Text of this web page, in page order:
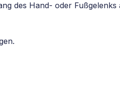
des Hand- oder Fußgelenks